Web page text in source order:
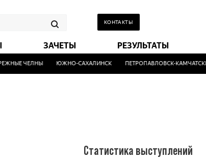
КОНТАКТЫ
ЗАЧЕТЫ РЕЗУЛЬТАТЫ
ЧЕЛНЫ ЮЖНО-САХАЛИНСК ПЕТРОПАВЛОВСК-КАМЧАТСКИЙ
Статистика выступлений